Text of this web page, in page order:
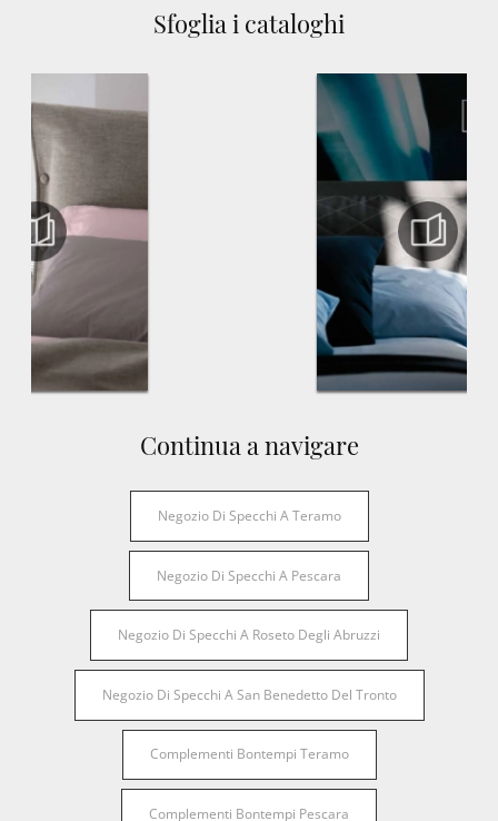
Sfoglia i cataloghi
Continua a navigare
Negozio Di Specchi A Teramo
Negozio Di Specchi A Pescara
Negozio Di Specchi A Roseto Degli Abruzzi
Negozio Di Specchi A San Benedetto Del Tronto
Complementi Bontempi Teramo
Complementi Bontempi Pescara